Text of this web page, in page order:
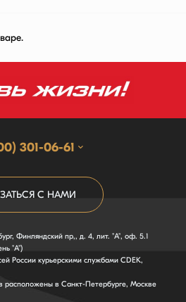
301-06-61
С НАМИ
Финляндский пр,, д. 4, лит. "А", оф. 5.1
"А")
России курьерскими службами CDEK,
расположены в Санкт-Петербурге, Москве